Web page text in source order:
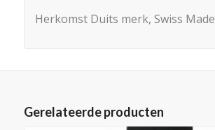
Herkomst Duits merk, Swiss Made
Gerelateerde producten